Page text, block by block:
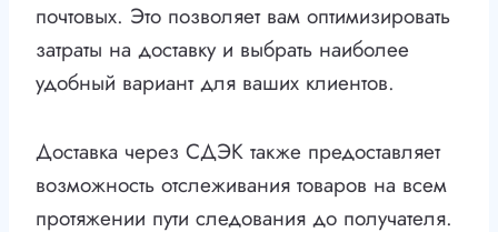
почтовых. Это позволяет вам оптимизировать
затраты на доставку и выбрать наиболее
удобный вариант для ваших клиентов.
Доставка через СДЭК также предоставляет
возможность отслеживания товаров на всем
протяжении пути следования до получателя.